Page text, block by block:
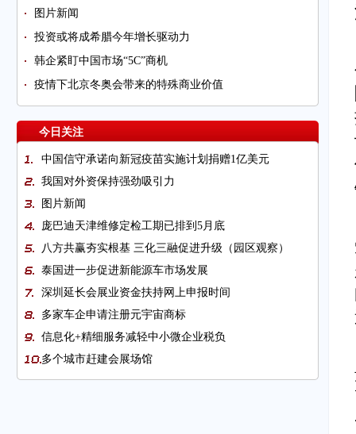
图片新闻
投资或将成希腊今年增长驱动力
韩企紧盯中国市场“5C”商机
疫情下北京冬奥会带来的特殊商业价值
今日关注
中国信守承诺向新冠疫苗实施计划捐赠1亿美元
我国对外资保持强劲吸引力
图片新闻
庞巴迪天津维修定检工期已排到5月底
八方共赢夯实根基 三化三融促进升级（园区观察）
泰国进一步促进新能源车市场发展
深圳延长会展业资金扶持网上申报时间
多家车企申请注册元宇宙商标
信息化+精细服务减轻中小微企业税负
多个城市赶建会展场馆
中新自贸协定升级议定书将于4月7日正式生效